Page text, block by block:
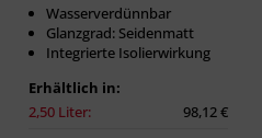
Wasserverdünnbar
Glanzgrad: Seidenmatt
Integrierte Isolierwirkung
Erhältlich in:
2,50 Liter:
98,12 €